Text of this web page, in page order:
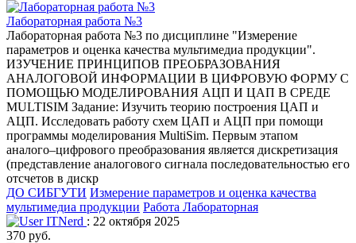
Лабораторная работа №3
Лабораторная работа №3 по дисциплине "Измерение
параметров и оценка качества мультимедиа продукции".
ИЗУЧЕНИЕ ПРИНЦИПОВ ПРЕОБРАЗОВАНИЯ
АНАЛОГОВОЙ ИНФОРМАЦИИ В ЦИФРОВУЮ ФОРМУ С
ПОМОЩЬЮ МОДЕЛИРОВАНИЯ АЦП И ЦАП В СРЕДЕ
MULTISIM Задание: Изучить теорию построения ЦАП и
АЦП. Исследовать работу схем ЦАП и АЦП при помощи
программы моделирования MultiSim. Первым этапом
аналого–цифрового преобразования является дискретизация
(представление аналогового сигнала последовательностью его
отсчетов в дискр
ДО СИБГУТИ Измерение параметров и оценка качества
мультимедиа продукции Работа Лабораторная
ITNerd : 22 октября 2025
370 руб.